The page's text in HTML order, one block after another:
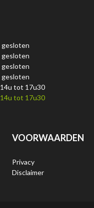
gesloten
gesloten
gesloten
gesloten
14u tot 17u30
14u tot 17u30
VOORWAARDEN
Privacy
Disclaimer